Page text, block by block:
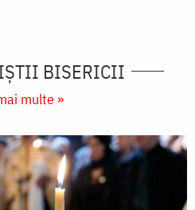
BISERICII
multe »